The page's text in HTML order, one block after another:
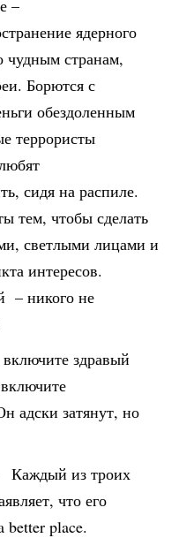
–
ядерного
чудным странам,
Борются с
обездоленным
террористы
сидя на распиле.
тем, чтобы сделать
светлыми лицами и
интересов.
– никого не
здравый
адски затянут, но
Каждый из троих
что его
better place.